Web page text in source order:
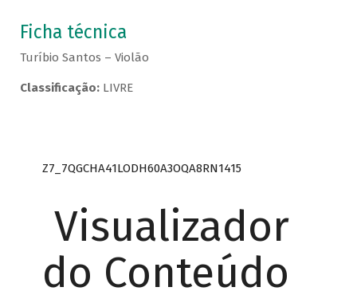
Ficha técnica
Turíbio Santos – Violão
Classificação:LIVRE
Z7_7QGCHA41LODH60A3OQA8RN1415
Visualizador
do Conteúdo